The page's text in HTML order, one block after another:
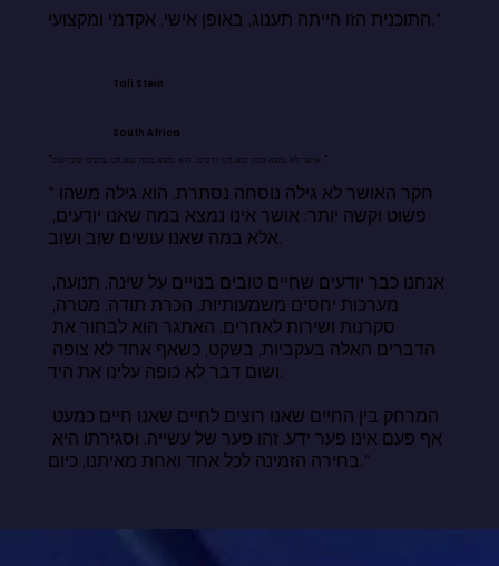
התוכנית הזו הייתה תענוג, באופן אישי, אקדמי ומקצועי."
Tali Stein
South Africa
"אושר לא נמצא במה שאנחנו יודעים. הוא נמצא במה שאנחנו עושים שוב ושוב."
"חקר האושר לא גילה נוסחה נסתרת. הוא גילה משהו
אלא במה שאנו עושים שוב ושוב.
ושום דבר לא כופה עלינו את היד.
בחירה הזמינה לכל אחד ואחת מאיתנו, כיום."